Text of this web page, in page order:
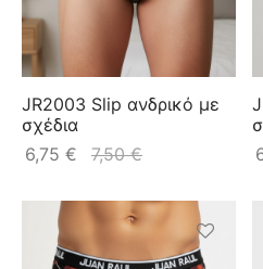
JR2003 Slip ανδρικό με
σχέδια
6,75 € 7,50€